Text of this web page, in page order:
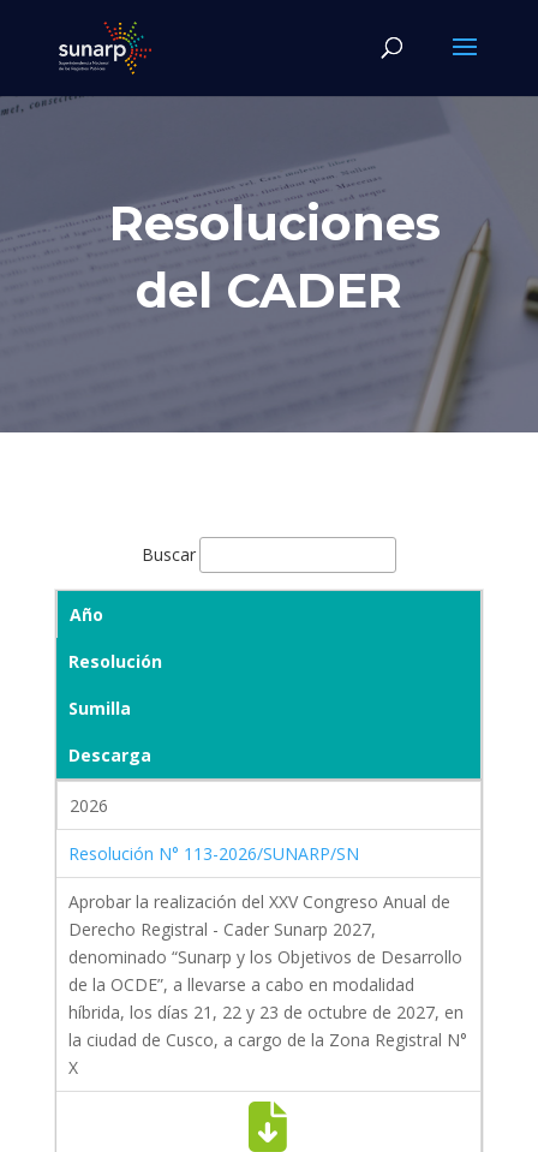
Resoluciones
del CADER
Buscar
Año
Resolución
Sumilla
Descarga
2026
Resolución N° 113-2026/SUNARP/SN
Aprobar la realización del XXV Congreso Anual de
Derecho Registral - Cader Sunarp 2027,
denominado “Sunarp y los Objetivos de Desarrollo
de la OCDE”, a llevarse a cabo en modalidad
híbrida, los días 21, 22 y 23 de octubre de 2027, en
la ciudad de Cusco, a cargo de la Zona Registral N°
X